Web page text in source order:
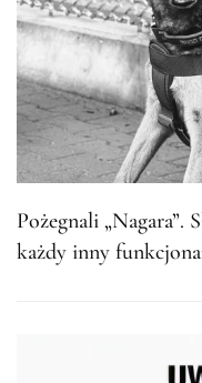
Pożegnali „Nagara”.
każdy inny